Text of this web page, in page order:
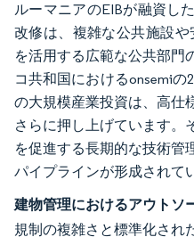
ルーマニアのEIBが融資し
改修は、複雑な公共施設
を活用する広範な公共部門
コ共和国におけるonsemiの
の大規模産業投資は、高仕
さらに押し上げています。
を促進する長期的な技術管
パイプラインが形成されて
建物管理におけるアウトソ
規制の複雑さと標準化され